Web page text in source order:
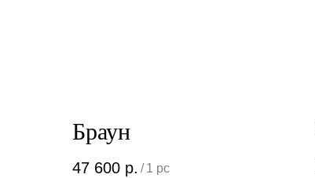
Браун
47 600 р. / 1 pc